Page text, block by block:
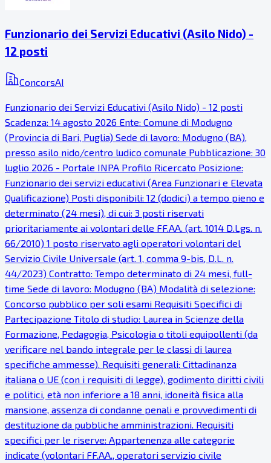
Funzionario dei Servizi Educativi (Asilo Nido) -
12 posti
ConcorsAI
Funzionario dei Servizi Educativi (Asilo Nido) - 12 posti
Scadenza: 14 agosto 2026 Ente: Comune di Modugno
(Provincia di Bari, Puglia) Sede di lavoro: Modugno (BA),
presso asilo nido/centro ludico comunale Pubblicazione: 30
luglio 2026 - Portale INPA Profilo Ricercato Posizione:
Funzionario dei servizi educativi (Area Funzionari e Elevata
Qualificazione) Posti disponibili: 12 (dodici) a tempo pieno e
determinato (24 mesi), di cui: 3 posti riservati
prioritariamente ai volontari delle FF.AA. (art. 1014 D.Lgs. n.
66/2010) 1 posto riservato agli operatori volontari del
Servizio Civile Universale (art. 1, comma 9-bis, D.L. n.
44/2023) Contratto: Tempo determinato di 24 mesi, full-
time Sede di lavoro: Modugno (BA) Modalità di selezione:
Concorso pubblico per soli esami Requisiti Specifici di
Partecipazione Titolo di studio: Laurea in Scienze della
Formazione, Pedagogia, Psicologia o titoli equipollenti (da
verificare nel bando integrale per le classi di laurea
specifiche ammesse). Requisiti generali: Cittadinanza
italiana o UE (con i requisiti di legge), godimento diritti civili
e politici, età non inferiore a 18 anni, idoneità fisica alla
mansione, assenza di condanne penali e provvedimenti di
destituzione da pubbliche amministrazioni. Requisiti
specifici per le riserve: Appartenenza alle categorie
indicate (volontari FF.AA., operatori servizio civile